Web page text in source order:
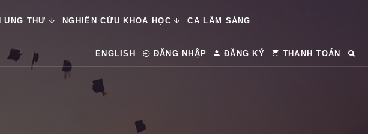
UNG THƯ NGHIÊN CỨU KHOA HỌC CA LÂM SÀNG
ENGLISH ĐĂNG NHẬP ĐĂNG KÝ THANH TOÁN